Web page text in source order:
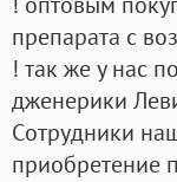
препарата с
! так же у нас
дженерики
Cотрудники
приобретение